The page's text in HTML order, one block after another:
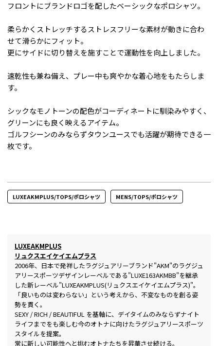
フロントにブランドロゴを配したベーシックなポロシャツ。
柔らかくストレッチするストレスフリーな素材が動きに合わ
せて滑らかにフィット。
更にサイドに切り替えを施すことで運動性を向上しました。
速乾性も兼ね備え、プレー中も爽やかな着心地をもたらしま
す。
シックなモノトーンの配色がコーディネートに馴染みやすく、
グリーンにも良く映えるアイテム。
ゴルフシーンのみならずタウンユースでも活躍が期待できる一
枚です。
LUXEAKMPLUS/TOPS/ポロシャツ MENS/TOPS/ポロシャツ
LUXEAKMPLUS
リュクスエイケイエムプラス
2006年、日本で発祥したラグジュアリーブランド"AKM"のラグジュ
アリースポーツデザインレーベルである"LUXE163AKMBB"を継承
した新レーベル"LUXEAKMPLUS(リュクスエイケイエムプラス)"。
「良いものは変わらない」という考えから、不変なものを創る姿
勢を貫く。
SEXY / RICH / BEAUTIFUL を基軸に、デイタイムのみならずナイト
ライフまでをも楽しむ今のオトナに向けたラグジュアリースポーツ
スタイルを提案。
常に新しい可能性へと挑むオトナたちを昇華させ続ける。